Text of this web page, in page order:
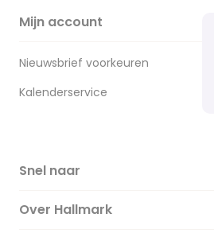
Mijn account
Nieuwsbrief voorkeuren
Kalenderservice
Snel naar
Over Hallmark